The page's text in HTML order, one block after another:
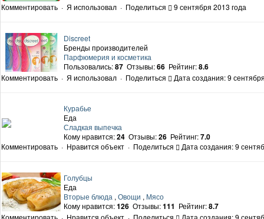
Комментировать · Я использовал · Поделиться 9 сентября 2013 года
Discreet
Бренды производителей
Парфюмерия и косметика
Пользовались:87 Отзывы:66 Рейтинг:8.6
Комментировать · Я использовал · Поделиться Дата создания: 9
Курабье
Еда
Сладкая выпечка
Кому нравится:24 Отзывы:26 Рейтинг:7.0
Комментировать · Нравится объект · Поделиться Дата создания: 9
Голубцы
Еда
Вторые блюда , Овощи , Мясо
Кому нравится:126 Отзывы:111 Рейтинг:8.7
Комментировать · Нравится объект · Поделиться Дата создания: 9